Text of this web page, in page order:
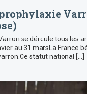
se déroule tous les
au 31 marsLa France
statut national […]